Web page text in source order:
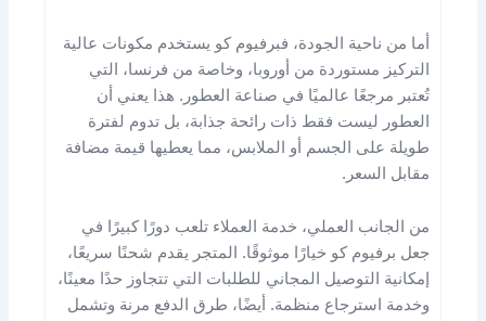
أما من ناحية الجودة، فبرفيوم كو يستخدم مكونات عالية
التركيز مستوردة من أوروبا، وخاصة من فرنسا، التي
تُعتبر مرجعًا عالميًا في صناعة العطور. هذا يعني أن
العطور ليست فقط ذات رائحة جذابة، بل تدوم لفترة
طويلة على الجسم أو الملابس، مما يعطيها قيمة مضافة
مقابل السعر.
من الجانب العملي، خدمة العملاء تلعب دورًا كبيرًا في
جعل برفيوم كو خيارًا موثوقًا. المتجر يقدم شحنًا سريعًا،
إمكانية التوصيل المجاني للطلبات التي تتجاوز حدًا معينًا،
وخدمة استرجاع منظمة. أيضًا، طرق الدفع مرنة وتشمل